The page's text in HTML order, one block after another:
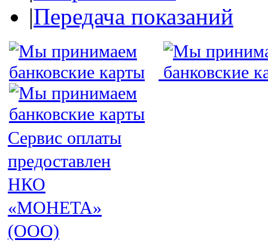
|Передача показаний
Сервис оплаты
предоставлен
НКО
«МОНЕТА»
(ООО)